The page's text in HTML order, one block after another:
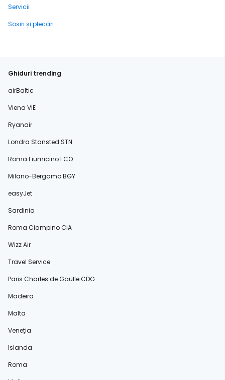
Servicii
Sosiri și plecări
Ghiduri trending
airBaltic
Viena VIE
Ryanair
Londra Stansted STN
Roma Fiumicino FCO
Milano-Bergamo BGY
easyJet
Sardinia
Roma Ciampino CIA
Wizz Air
Travel Service
Paris Charles de Gaulle CDG
Madeira
Malta
Veneția
Islanda
Roma